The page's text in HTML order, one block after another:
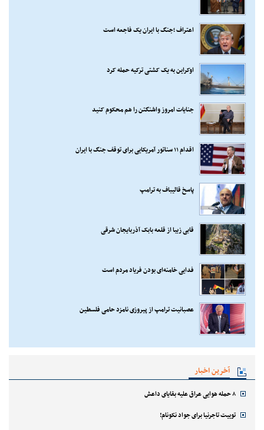
اعتراف ؛جنگ با ایران یک فاجعه است
اوکراین به یک کشتی ترکیه حمله کرد
جنایات امروز واشنگتن را هم محکوم کنید
اقدام ۱۱ سناتور آمریکایی برای توقف جنگ با ایران
پاسخ قالیباف به ترامپ
قابی زیبا از قلعه بابک آذربایجان شرقی
فدایی خامنه‌ای بودن فریاد مردم است
عصبانیت ترامپ از پیروزی نامزد حامی فلسطین
آخرین اخبار
۸ حمله هوایی عراق علیه بقایای داعش
توییت تاجرنیا برای جواد نکونام!